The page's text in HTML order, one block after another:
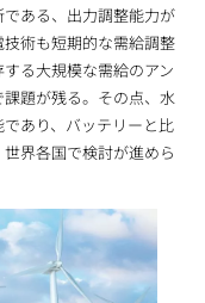
ある、出力調整能力が
術も短期的な需給調整
る大規模な需給のアン
題が残る。その点、水
あり、バッテリーと比
界各国で検討が進めら